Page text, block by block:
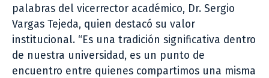
palabras del vicerrector académico, Dr. Sergio
Vargas Tejeda, quien destacó su valor
institucional. “Es una tradición significativa dentro
de nuestra universidad, es un punto de
encuentro entre quienes compartimos una misma